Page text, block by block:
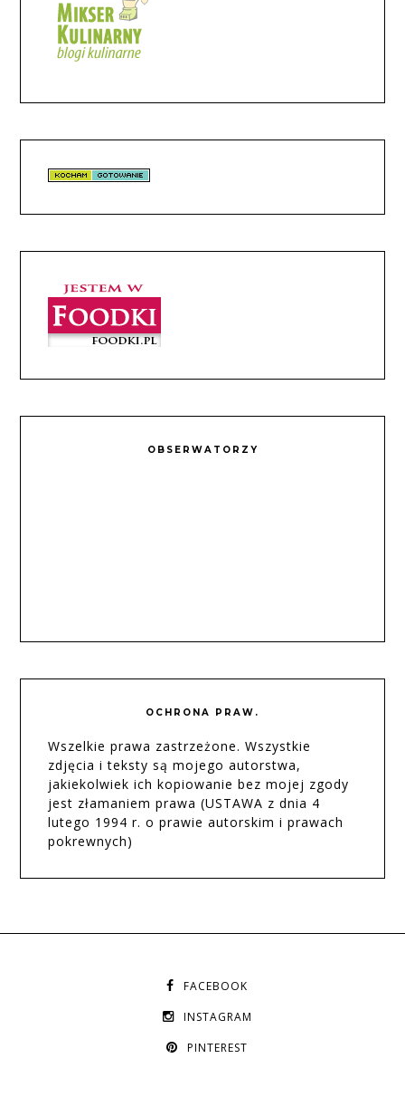
OBSERWATORZY
OCHRONA PRAW.
Wszelkie prawa zastrzeżone. Wszystkie
zdjęcia i teksty są mojego autorstwa,
jakiekolwiek ich kopiowanie bez mojej zgody
jest złamaniem prawa (USTAWA z dnia 4
lutego 1994 r. o prawie autorskim i prawach
pokrewnych)
FACEBOOK
INSTAGRAM
PINTEREST